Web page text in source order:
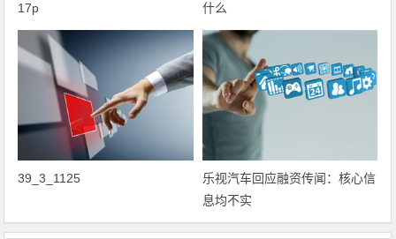
17p
什么
39_3_1125
乐视汽车回应融资传闻：核心信
息均不实